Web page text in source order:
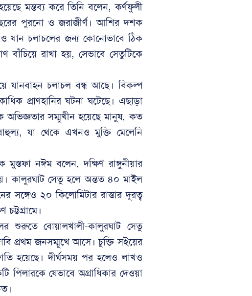
মন্তব্য করে তিনি বলেন, কর্ণফুলী
পুরনো ও জরাজীর্ণ। আশির দশক
ও যান চলাচলের জন্য কোনোভাবে ঠিক
বাঁচিয়ে রাখা হয়, সেভাবে সেতুটিকে
যানবাহন চলাচল বন্ধ আছে। বিকল্প
প্রাণহানির ঘটনা ঘটেছে। এছাড়া
সম্মুখীন হয়েছে মানুষ, কত
যা থেকে এখনও মুক্তি মেলেনি
নঈম বলেন, দক্ষিণ রাঙ্গুনীয়ার
কালুরঘাট সেতু হলে অন্তত ৪০ মাইল
সঙ্গেও ২০ কিলোমিটার রাস্তার দূরত্ব
শুরুতে বোয়ালখালী-কালুরঘাট সেতু
প্রথম জনসম্মুখে আসে। চুক্তি সইয়ের
হয়েছে। দীর্ঘসময় পর হলেও লাখও
পিলারকে যেভাবে অগ্রাধিকার দেওয়া